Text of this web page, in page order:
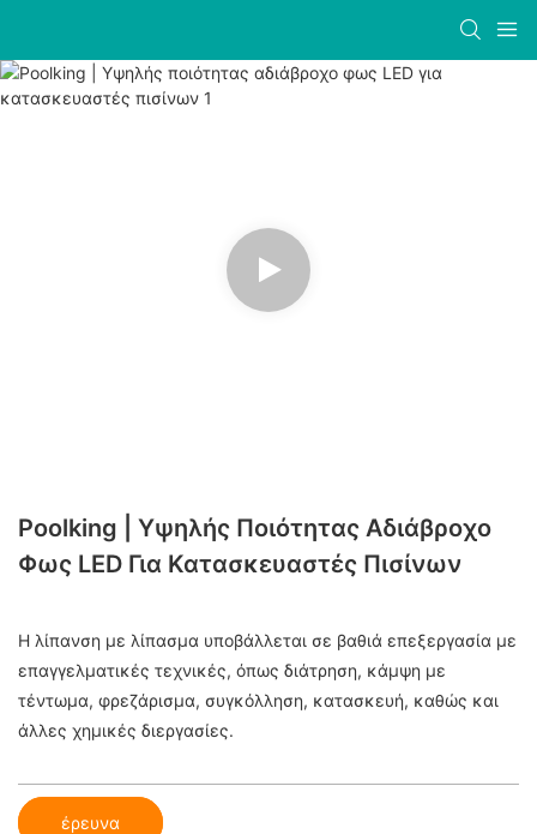
Poolking | Υψηλής Ποιότητας Αδιάβροχο
Φως LED Για Κατασκευαστές Πισίνων
Η λίπανση με λίπασμα υποβάλλεται σε βαθιά επεξεργασία με
επαγγελματικές τεχνικές, όπως διάτρηση, κάμψη με
τέντωμα, φρεζάρισμα, συγκόλληση, κατασκευή, καθώς και
άλλες χημικές διεργασίες.
έρευνα